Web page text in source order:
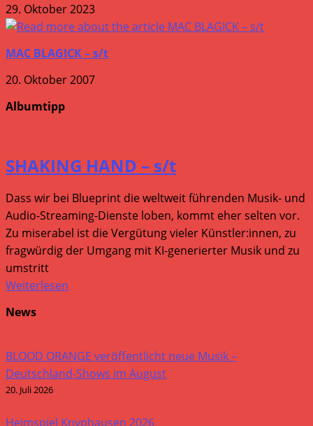
29. Oktober 2023
MAC BLAGICK – s/t
20. Oktober 2007
Albumtipp
SHAKING HAND – s/t
Dass wir bei Blueprint die weltweit führenden Musik- und
Audio-Streaming-Dienste loben, kommt eher selten vor.
Zu miserabel ist die Vergütung vieler Künstler:innen, zu
fragwürdig der Umgang mit KI-generierter Musik und zu
umstritt
Weiterlesen
News
BLOOD ORANGE veröffentlicht neue Musik –
Deutschland-Shows im August
20. Juli 2026
Heimspiel Knyphausen 2026